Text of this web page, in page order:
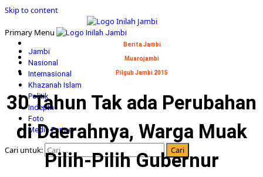
Skip to content
Primary Menu
Jambi
Nasional
Internasional
Khazanah Islam
Politik
Indepth
Foto
Media Partner
Cari untuk:
Berita Jambi
Muarojambi
Pilgub Jambi 2015
30 Tahun Tak ada Perubahan
di Daerahnya, Warga Muak
Pilih-Pilih Gubernur